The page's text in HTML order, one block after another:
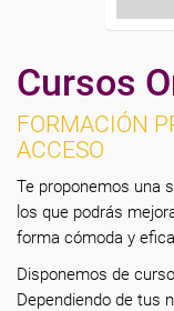
Cursos
FORMACIÓN
ACCESO
Te proponemos una
los que podrás
forma cómoda y
Disponemos de
Dependiendo de tus